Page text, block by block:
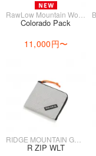
Colorado Pack
11,000円〜
R ZIP WLT